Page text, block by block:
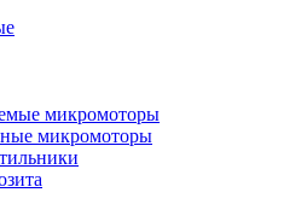
микромоторы
микромоторы